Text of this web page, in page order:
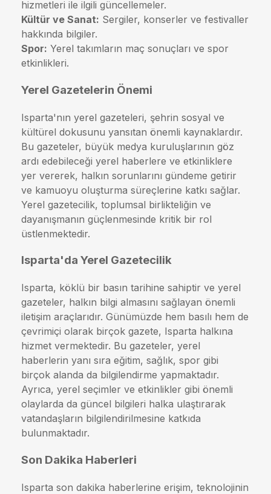
hizmetleri ile ilgili güncellemeler.
Kültür ve Sanat: Sergiler, konserler ve festivaller
hakkında bilgiler.
Spor: Yerel takımların maç sonuçları ve spor
etkinlikleri.
Yerel Gazetelerin Önemi
Isparta'nın yerel gazeteleri, şehrin sosyal ve
kültürel dokusunu yansıtan önemli kaynaklardır.
Bu gazeteler, büyük medya kuruluşlarının göz
ardı edebileceği yerel haberlere ve etkinliklere
yer vererek, halkın sorunlarını gündeme getirir
ve kamuoyu oluşturma süreçlerine katkı sağlar.
Yerel gazetecilik, toplumsal birlikteliğin ve
dayanışmanın güçlenmesinde kritik bir rol
üstlenmektedir.
Isparta'da Yerel Gazetecilik
Isparta, köklü bir basın tarihine sahiptir ve yerel
gazeteler, halkın bilgi almasını sağlayan önemli
iletişim araçlarıdır. Günümüzde hem basılı hem de
çevrimiçi olarak birçok gazete, Isparta halkına
hizmet vermektedir. Bu gazeteler, yerel
haberlerin yanı sıra eğitim, sağlık, spor gibi
birçok alanda da bilgilendirme yapmaktadır.
Ayrıca, yerel seçimler ve etkinlikler gibi önemli
olaylarda da güncel bilgileri halka ulaştırarak
vatandaşların bilgilendirilmesine katkıda
bulunmaktadır.
Son Dakika Haberleri
Isparta son dakika haberlerine erişim, teknolojinin